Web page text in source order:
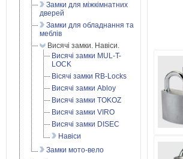
Замки для міжкімнатних
дверей
Замки для обладнання та
меблів
Висячі замки. Навіси.
Висячі замки MUL-T-
LOCK
Вісячі замки RB-Locks
Висячі замки Abloy
Висячі замки TOKOZ
Висячі замки VIRO
Висячі замки DISEC
Навіси
Замки мото-вело